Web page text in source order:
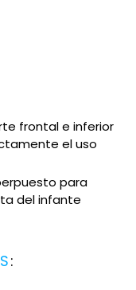
frontal e inferior
el uso
para
del infante
: